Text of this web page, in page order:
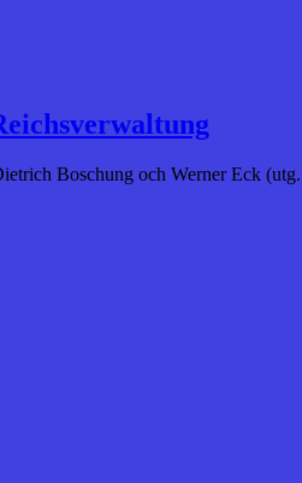
Boschung och Werner Eck